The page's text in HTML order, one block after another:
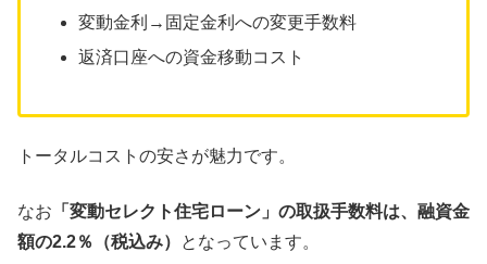
変動金利→固定金利への変更手数料
返済口座への資金移動コスト
トータルコストの安さが魅力です。
なお 「変動セレクト住宅ローン」の取扱手数料は、融資金
額の2.2％（税込み）
となっています。